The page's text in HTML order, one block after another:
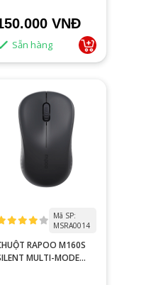
VNĐ
Sẵn hàng
Mã SP:
MSRA0014
RAPOO M160S
MULTI-MODE